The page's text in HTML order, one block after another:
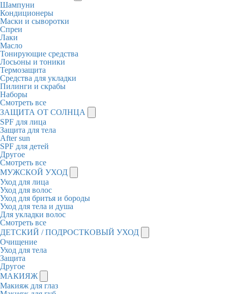
Шампуни
Кондиционеры
Маски и сыворотки
Спреи
Лаки
Масло
Тонирующие средства
Лосьоны и тоники
Термозащита
Средства для укладки
Пилинги и скрабы
Наборы
Смотреть все
ЗАЩИТА ОТ СОЛНЦА
SPF для лица
Защита для тела
After sun
SPF для детей
Другое
Смотреть все
МУЖСКОЙ УХОД
Уход для лица
Уход для волос
Уход для бритья и бороды
Уход для тела и душа
Для укладки волос
Смотреть все
ДЕТСКИЙ / ПОДРОСТКОВЫЙ УХОД
Очищение
Уход для тела
Защита
Другое
МАКИЯЖ
Макияж для глаз